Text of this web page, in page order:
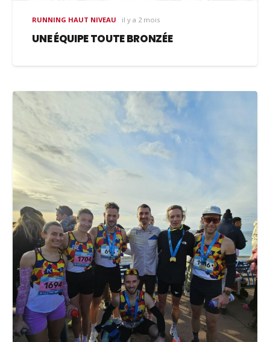
RUNNING HAUT NIVEAU il y a 2 mois
UNE ÉQUIPE TOUTE BRONZÉE